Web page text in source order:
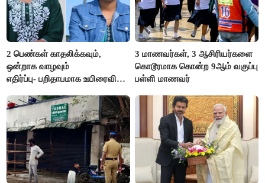
2 பெண்கள் காதலிக்கவும்,
ஒன்றாக வாழவும்
எதிர்ப்பு- பறிதாபமாக உயிரைவிட்ட
3 மாணவர்கள், 3 ஆசிரியர்களை
கொடூரமாக கொன்ற 9ஆம் வகுப்பு
பள்ளி மாணவர்